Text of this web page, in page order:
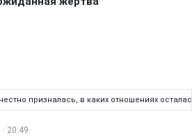
призналась, в каких отношениях
20:49